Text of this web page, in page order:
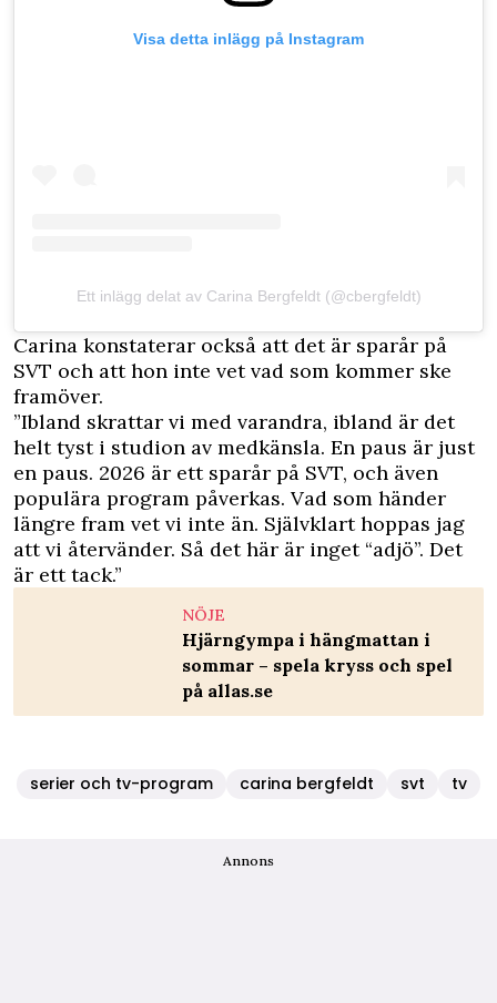
Visa detta inlägg på Instagram
Ett inlägg delat av Carina Bergfeldt (@cbergfeldt)
Carina konstaterar också att det är sparår på
SVT och att hon inte vet vad som kommer ske
framöver.
”Ibland skrattar vi med varandra, ibland är det
helt tyst i studion av medkänsla. En paus är just
en paus. 2026 är ett sparår på SVT, och även
populära program påverkas. Vad som händer
längre fram vet vi inte än. Självklart hoppas jag
att vi återvänder. Så det här är inget “adjö”. Det
är ett tack.”
NÖJE
Hjärngympa i hängmattan i
sommar – spela kryss och spel
på allas.se
serier och tv-program carina bergfeldt svt tv
Annons